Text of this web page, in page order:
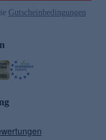
Gutscheinbedingungen